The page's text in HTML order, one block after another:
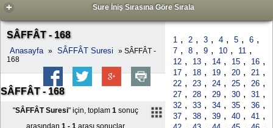
+ Sure İniş Sırasına Göre Sırala
SÂFFÂT - 168
Anasayfa » SÂFFÂT Suresi
» SÂFFÂT -
168
SÂFFÂT - 168
"SÂFFÂT Suresi" için, toplam 1 sonuç
arasından 1 - 1 arası sonuçlar
1 , 2 , 3 , 4 , 5 , 6 ,
7 , 8 , 9 , 10 , 11 ,
12 , 13 , 14 , 15 , 16 ,
17 , 18 , 19 , 20 , 21 ,
22 , 23 , 24 , 25 , 26 ,
27 , 28 , 29 , 30 , 31 ,
32 , 33 , 34 , 35 , 36 ,
37 , 38 , 39 , 40 , 41 ,